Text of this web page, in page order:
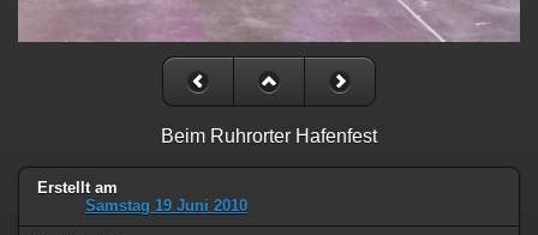
Beim Ruhrorter Hafenfest
Erstellt am
Samstag 19 Juni 2010